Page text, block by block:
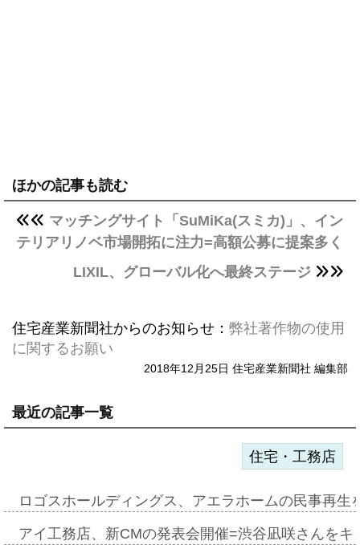
ほかの記事も読む
マッチングサイト「SuMiKa(スミカ)」、イン
テリアリノベ市場開拓に注力=高額公募に提案多く
LIXIL、グローバル化へ最終ステージ
住宅産業新聞社からのお知らせ： 弊社著作物の使用
に関するお願い
2018年12月25日 住宅産業新聞社 編集部
最近の記事一覧
住宅・工務店
ロゴスホールディングス、アエラホームの民事再
アイ工務店、新CMの発表会開催=渋谷凪咲さんを